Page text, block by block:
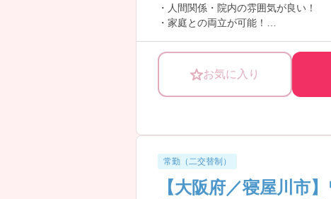
・人間関係・院内の雰囲気が良い！
・家庭との両立が可能！
病児保育から学童保育まで対応して
んをお持ちの看護師さまも多数働い
看護部長からお話をお伺いしている
お気に入り
常勤（二交替制）
【大阪府／寝屋川市